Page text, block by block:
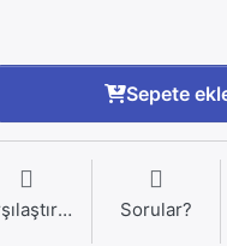
Sepete
Karşılaştırma Sorular?